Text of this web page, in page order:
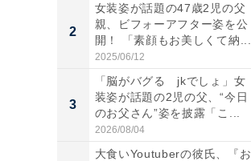
2
女装姿が話題の47歳2児の父
親、ビフォーアフター姿を公
開！ 「素顔もお美しくて納...
2025/06/12
3
「脳がバグる jkでしょ」女
装姿が話題の2児の父、“今日
のお父さん”姿を披露「こ...
2026/08/04
大食いYoutuberの彼氏、『お